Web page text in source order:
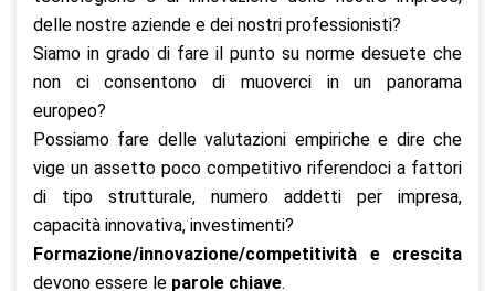
delle nostre aziende e dei nostri professionisti?
Siamo in grado di fare il punto su norme desuete che
non ci consentono di muoverci in un panorama
europeo?
Possiamo fare delle valutazioni empiriche e dire che
vige un assetto poco competitivo riferendoci a fattori
di tipo strutturale, numero addetti per impresa,
capacità innovativa, investimenti?
Formazione/innovazione/competitività e crescita
devono essere le parole chiave.